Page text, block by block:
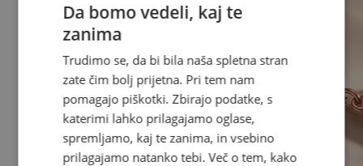
Da bomo vedeli, kaj te
zanima
Trudimo se, da bi bila naša spletna stran
zate čim bolj prijetna. Pri tem nam
pomagajo piškotki. Zbirajo podatke, s
katerimi lahko prilagajamo oglase,
spremljamo, kaj te zanima, in vsebino
prilagajamo natanko tebi. Več o tem, kako